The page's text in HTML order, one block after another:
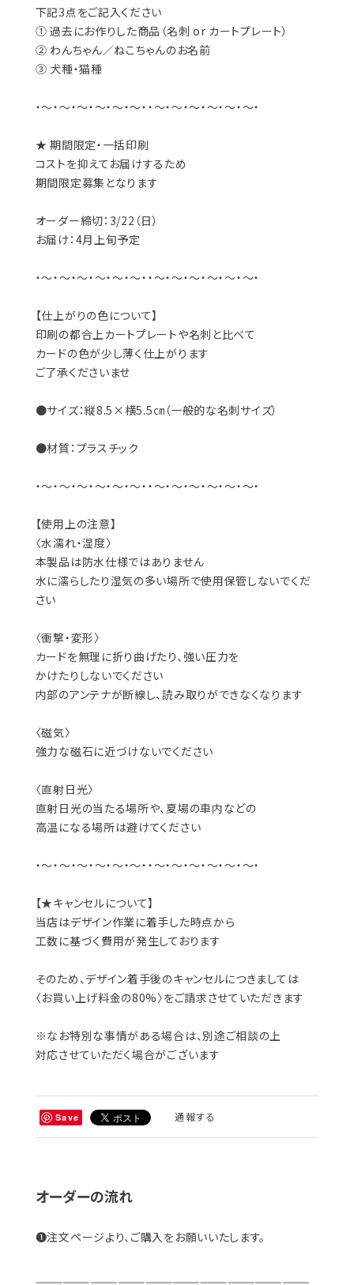
下記3点をご記入ください
① 過去にお作りした商品（名刺 or カートプレート）
② わんちゃん／ねこちゃんのお名前
③ 犬種・猫種
・～・～・～・～・～・～・・～・～・～・～・～・～・
★ 期間限定・一括印刷
コストを抑えてお届けするため
期間限定募集となります
オーダー締切：3/22（日）
お届け：4月上旬予定
・～・～・～・～・～・～・・～・～・～・～・～・～・
【仕上がりの色について】
印刷の都合上カートプレートや名刺と比べて
カードの色が少し薄く仕上がります
ご了承くださいませ
●サイズ：縦8.5×横5.5㎝（一般的な名刺サイズ）
●材質：プラスチック
・～・～・～・～・～・～・・～・～・～・～・～・～・
【使用上の注意】
〈水濡れ・湿度〉
本製品は防水仕様ではありません
水に濡らしたり湿気の多い場所で使用保管しないでくだ
さい
〈衝撃・変形〉
カードを無理に折り曲げたり、強い圧力を
かけたりしないでください
内部のアンテナが断線し、読み取りができなくなります
〈磁気〉
強力な磁石に近づけないでください
〈直射日光〉
直射日光の当たる場所や、夏場の車内などの
高温になる場所は避けてください
・～・～・～・～・～・～・・～・～・～・～・～・～・
【★キャンセルについて】
当店はデザイン作業に着手した時点から
工数に基づく費用が発生しております
そのため、デザイン着手後のキャンセルにつきましては
〈お買い上げ料金の80%〉をご請求させていただきます
※なお特別な事情がある場合は、別途ご相談の上
対応させていただく場合がございます
Save 通報する
オーダーの流れ
❶注文ページより、ご購入をお願いいたします。
——————————————————————————————